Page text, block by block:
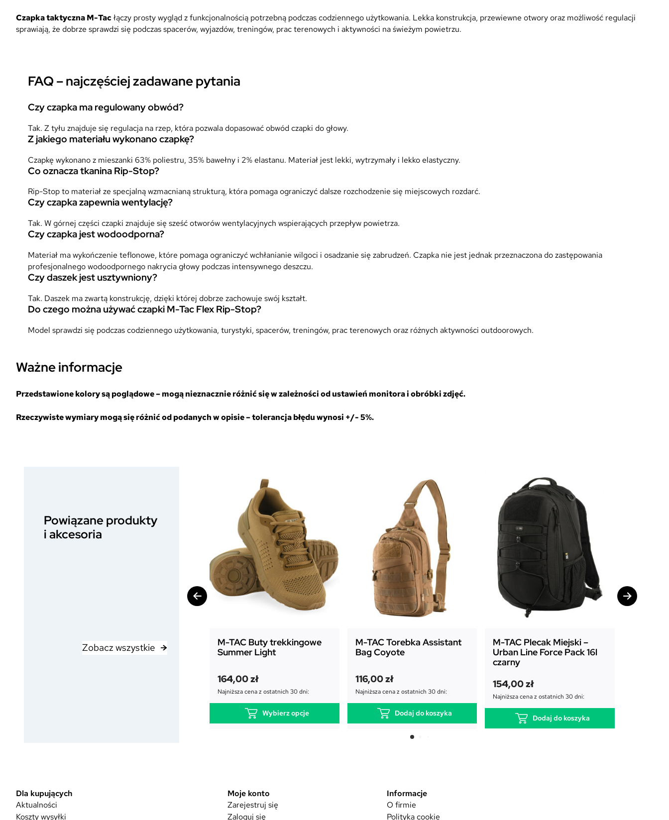
Czapka taktyczna M-Tacłączy prosty wygląd z funkcjonalnością potrzebną podczas codziennego użytkowania. Lekka konstrukcja, przewiewne otwory oraz możliwość regulacji
sprawiają, że dobrze sprawdzi się podczas spacerów, wyjazdów, treningów, prac terenowych i aktywności na świeżym powietrzu.
FAQ – najczęściej zadawane pytania
Czy czapka ma regulowany obwód?
Tak. Z tyłu znajduje się regulacja na rzep, która pozwala dopasować obwód czapki do głowy.
Z jakiego materiału wykonano czapkę?
Czapkę wykonano z mieszanki 63% poliestru, 35% bawełny i 2% elastanu. Materiał jest lekki, wytrzymały i lekko elastyczny.
Co oznacza tkanina Rip-Stop?
Rip-Stop to materiał ze specjalną wzmacnianą strukturą, która pomaga ograniczyć dalsze rozchodzenie się miejscowych rozdarć.
Czy czapka zapewnia wentylację?
Tak. W górnej części czapki znajduje się sześć otworów wentylacyjnych wspierających przepływ powietrza.
Czy czapka jest wodoodporna?
Materiał ma wykończenie teflonowe, które pomaga ograniczyć wchłanianie wilgoci i osadzanie się zabrudzeń. Czapka nie jest jednak przeznaczona do zastępowania
profesjonalnego wodoodpornego nakrycia głowy podczas intensywnego deszczu.
Czy daszek jest usztywniony?
Tak. Daszek ma zwartą konstrukcję, dzięki której dobrze zachowuje swój kształt.
Do czego można używać czapki M-Tac Flex Rip-Stop?
Model sprawdzi się podczas codziennego użytkowania, turystyki, spacerów, treningów, prac terenowych oraz różnych aktywności outdoorowych.
Ważne informacje
Przedstawione kolory są poglądowe – mogą nieznacznie różnić się w zależności od ustawień monitora i obróbki zdjęć.
Rzeczywiste wymiary mogą się różnić od podanych w opisie – tolerancja błędu wynosi +/- 5%.
Powiązane produkty
i akcesoria
Zobacz wszystkie
M-TAC Buty trekkingowe
Summer Light
164,00zł
Najniższa cena z ostatnich 30 dni:
Wybierz opcje
d
M-TAC Torebka Assistant
Bag Coyote
116,00zł
Najniższa cena z ostatnich 30 dni:
Dodaj do koszyka
M-TAC Plecak Miejski –
Urban Line Force Pack 16l
czarny
154,00zł
Najniższa cena z ostatnich 30 dni:
Dodaj do koszyka
Dla kupujących
Aktualności
Koszty wysyłki
Moje konto
Zarejestruj się
Zaloguj się
Informacje
O firmie
Polityka cookie